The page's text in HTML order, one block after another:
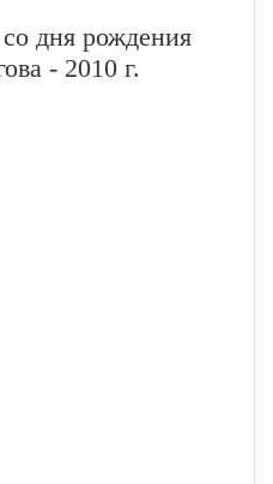
дня рождения
- 2010 г.